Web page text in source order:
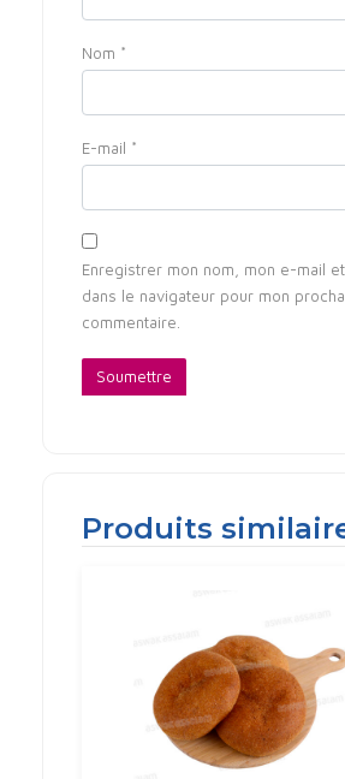
Nom *
E-mail *
Enregistrer mon nom, mon e-mail
dans le navigateur pour mon
commentaire.
Produits